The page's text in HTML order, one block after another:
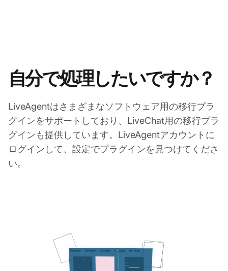
自分で処理したいですか？
LiveAgentはさまざまなソフトウェア用の移行プラ
グインをサポートしており、LiveChat用の移行プラ
グインも提供しています。LiveAgentアカウントに
ログインして、設定でプラグインを見つけてくださ
い。